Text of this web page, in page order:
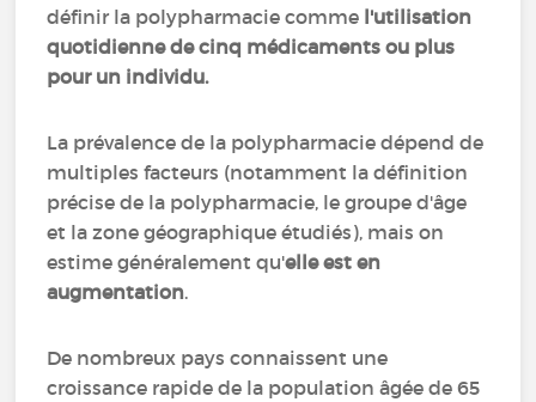
définir la polypharmacie comme l'utilisation
quotidienne de cinq médicaments ou plus
pour un individu.
La prévalence de la polypharmacie dépend de
multiples facteurs (notamment la définition
précise de la polypharmacie, le groupe d'âge
et la zone géographique étudiés), mais on
estime généralement qu'elle est en
augmentation.
De nombreux pays connaissent une
croissance rapide de la population âgée de 65